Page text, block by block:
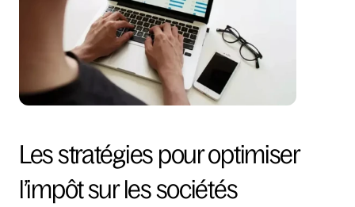
Les stratégies pour optimiser
l’impôt sur les sociétés